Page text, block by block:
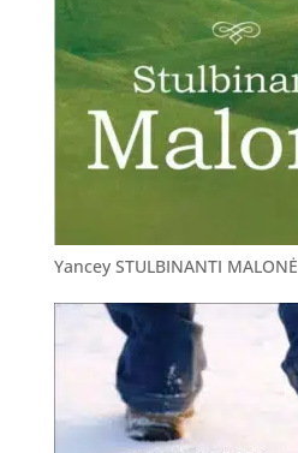
Yancey STULBINANTI MALONĖ